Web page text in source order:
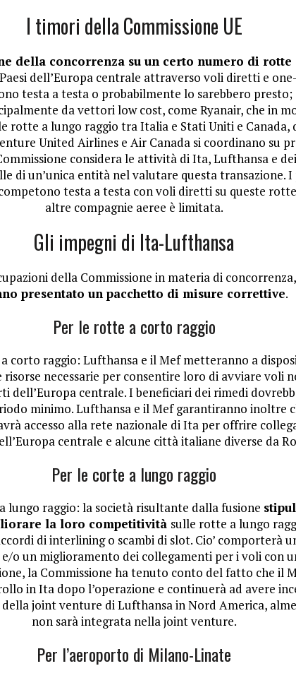
I timori della Commissione UE
della concorrenza su un certo numero di
dell’Europa centrale attraverso voli diretti e
testa a testa o probabilmente lo sarebbero presto;
da vettori low cost, come Ryanair, che in
rotte a lungo raggio tra Italia e Stati Uniti e Canada,
United Airlines e Air Canada si coordinano su
considera le attività di Ita, Lufthansa e
di un’unica entità nel valutare questa transazione.
testa a testa con voli diretti su queste
altre compagnie aeree è limitata.
Gli impegni di Ita-Lufthansa
della Commissione in materia di
presentato un pacchetto di misure correttive.
Per le rotte a corto raggio
corto raggio: Lufthansa e il Mef metteranno a
risorse necessarie per consentire loro di avviare voli
dell’Europa centrale. I beneficiari dei rimedi
minimo. Lufthansa e il Mef garantiranno inoltre
accesso alla rete nazionale di Ita per offrire
centrale e alcune città italiane diverse da
Per le corte a lungo raggio
lungo raggio: la società risultante dalla fusione
la loro competitività sulle rotte a lungo
di interlining o scambi di slot. Cio’ comporterà
o un miglioramento dei collegamenti per i voli con
la Commissione ha tenuto conto del fatto che il
in Ita dopo l’operazione e continuerà ad avere
joint venture di Lufthansa in Nord America,
non sarà integrata nella joint venture.
Per l’aeroporto di Milano-Linate